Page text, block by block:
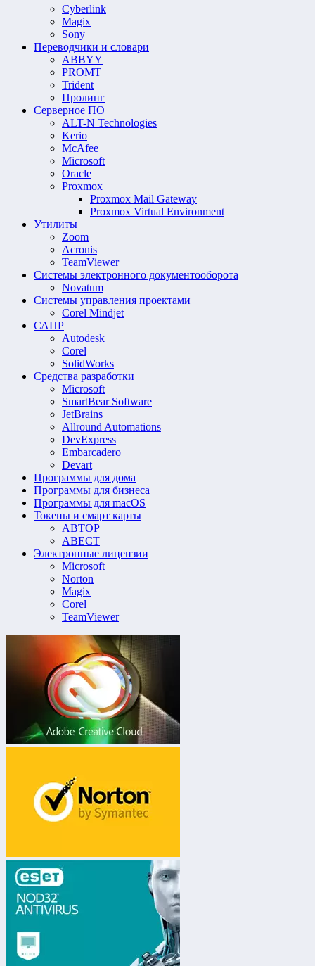
Cyberlink
Magix
Sony
Переводчики и словари
ABBYY
PROMT
Trident
Пролинг
Серверное ПО
ALT-N Technologies
Kerio
McAfee
Microsoft
Oracle
Proxmox
Proxmox Mail Gateway
Proxmox Virtual Environment
Утилиты
Zoom
Acronis
TeamViewer
Системы электронного документооборота
Novatum
Системы управления проектами
Corel Mindjet
САПР
Autodesk
Corel
SolidWorks
Средства разработки
Microsoft
SmartBear Software
JetBrains
Allround Automations
DevExpress
Embarcadero
Devart
Программы для дома
Программы для бизнеса
Программы для macOS
Токены и смарт карты
АВТОР
АВЕСТ
Электронные лицензии
Microsoft
Norton
Magix
Corel
TeamViewer